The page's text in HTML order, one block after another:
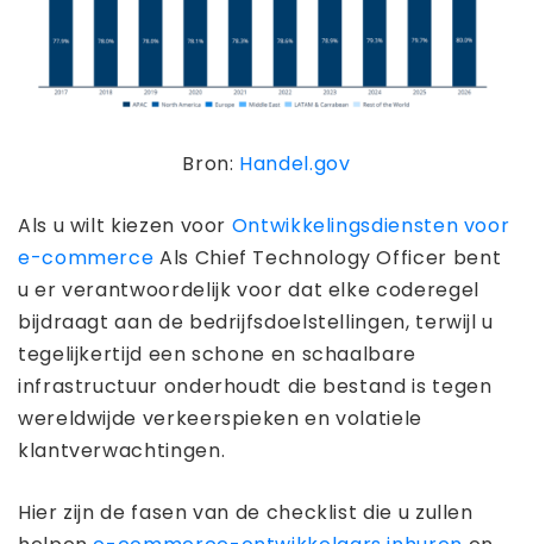
Bron: Handel.gov
Als u wilt kiezen voor Ontwikkelingsdiensten voor
e-commerce Als Chief Technology Officer bent
u er verantwoordelijk voor dat elke coderegel
bijdraagt ​​aan de bedrijfsdoelstellingen, terwijl u
tegelijkertijd een schone en schaalbare
infrastructuur onderhoudt die bestand is tegen
wereldwijde verkeerspieken en volatiele
klantverwachtingen.
Hier zijn de fasen van de checklist die u zullen